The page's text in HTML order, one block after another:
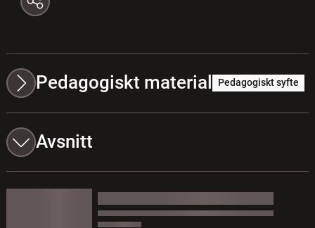
Pedagogiskt material Pedagogiskt syfte
Avsnitt